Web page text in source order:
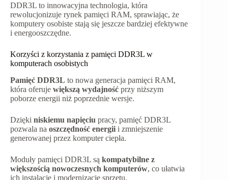
DDR3L to innowacyjna technologia, która
rewolucjonizuje rynek pamięci RAM, sprawiając, że
komputery osobiste stają się jeszcze bardziej efektywne
i energooszczędne.
Korzyści z korzystania z pamięci DDR3L w
komputerach osobistych
Pamięć DDR3L to nowa generacja pamięci RAM,
która oferuje większą wydajność przy niższym
poborze energii niż poprzednie wersje.
Dzięki niskiemu napięciu pracy, pamięć DDR3L
pozwala na oszczędność energii i zmniejszenie
generowanej przez komputer ciepła.
Moduły pamięci DDR3L są kompatybilne z
większością nowoczesnych komputerów, co ułatwia
ich instalację i modernizację sprzętu.